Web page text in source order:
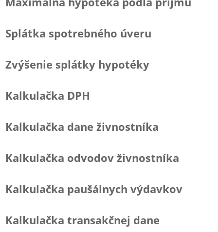
Splátka spotrebného úveru
Zvýšenie splátky hypotéky
Kalkulačka DPH
Kalkulačka dane živnostníka
Kalkulačka odvodov živnostníka
Kalkulačka paušálnych výdavkov
Kalkulačka transakčnej dane